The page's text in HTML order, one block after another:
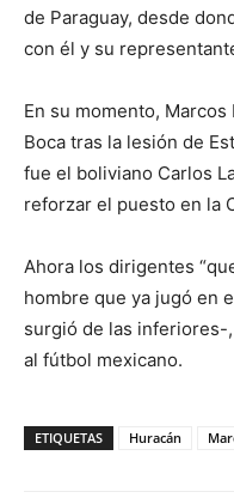
de Paraguay, desde
con él y su
En su momento,
Boca tras la lesión de
fue el boliviano Carlos
reforzar el puesto en la
Ahora los dirigentes
hombre que ya jugó en
surgió de las inferiores-
al fútbol mexicano.
ETIQUETAS Huracán